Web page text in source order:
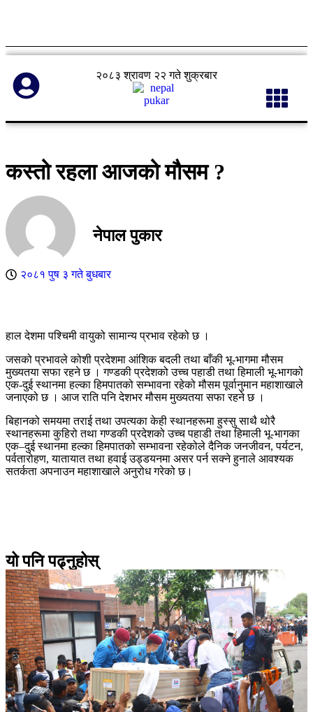
२०८३ श्रावण २२ गते शुक्रबार
कस्तो रहला आजको मौसम ?
नेपाल पुकार
२०८१ पुष ३ गते बुधबार
हाल देशमा पश्चिमी वायुको सामान्य प्रभाव रहेको छ ।
जसको प्रभावले कोशी प्रदेशमा आंशिक बदली तथा बाँकी भू-भागमा मौसम
मुख्यतया सफा रहने छ । गण्डकी प्रदेशको उच्च पहाडी तथा हिमाली भू-भागको
एक-दुई स्थानमा हल्का हिमपातको सम्भावना रहेको मौसम पूर्वानुमान महाशाखाले
जनाएको छ । आज राति पनि देशभर मौसम मुख्यतया सफा रहने छ ।
बिहानको समयमा तराई तथा उपत्यका केही स्थानहरूमा हुस्सु साथै थोरै
स्थानहरूमा कुहिरो तथा गण्डकी प्रदेशको उच्च पहाडी तथा हिमाली भू-भागका
एक–दुई स्थानमा हल्का हिमपातको सम्भावना रहेकोले दैनिक जनजीवन, पर्यटन,
पर्वतारोहण, यातायात तथा हवाई उड्डयनमा असर पर्न सक्ने हुनाले आवश्यक
सतर्कता अपनाउन महाशाखाले अनुरोध गरेको छ।
यो पनि पढ्नुहोस्